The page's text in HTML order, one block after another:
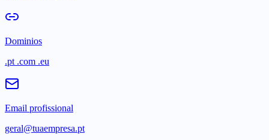
Dominios
.pt .com .eu
Email profissional
geral@tuaempresa.pt